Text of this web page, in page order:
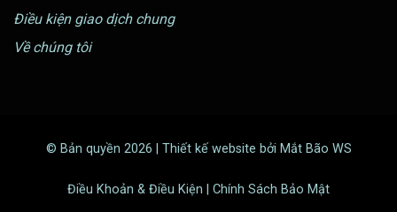
Điều kiện giao dịch chung
Về chúng tôi
© Bản quyền 2026 | Thiết kế website bởi Mắt Bão WS
Điều Khoản & Điều Kiện | Chính Sách Bảo Mật